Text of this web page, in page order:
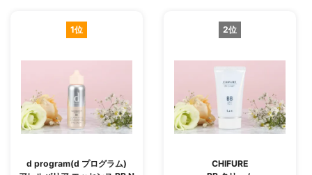
1位
d program(d プログラム)
2位
CHIFURE